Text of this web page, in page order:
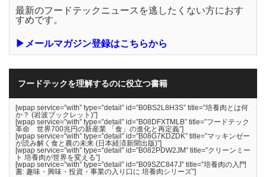
最新のフードテックニュースを逃したくない方におす
すめです。
▶メールマガジン登録はこちらから
フードテックを理解するのに役立つ書籍
[wpap service=”with” type=”detail” id=”B0BS2L8H3S” title=”培養肉とは何
か？ (岩波ブックレット)”]
[wpap service=”with” type=”detail” id=”B08DFXTMLB” title=”フードテック
革命 世界700兆円の新産業 「食」の進化と再定義”]
[wpap service=”with” type=”detail” id=”B08G7KDZDK” title=”マッキンゼー
が読み解く食と農の未来 (日本経済新聞出版)”]
[wpap service=”with” type=”detail” id=”B082PDW2JM” title=”クリーンミー
ト 培養肉が世界を変える”]
[wpap service=”with” type=”detail” id=”B09SZC847J” title=”培養肉の入門
書: 趣味・興味・投資・事業の入り口に 培養肉シリーズ”]